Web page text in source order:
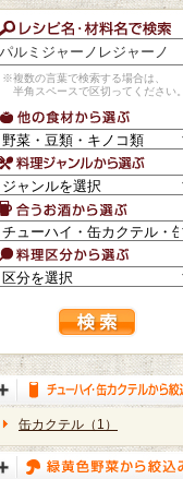
※複数の言葉で検索する場合は、
半角スペースで区切ってください。
缶カクテル（1）